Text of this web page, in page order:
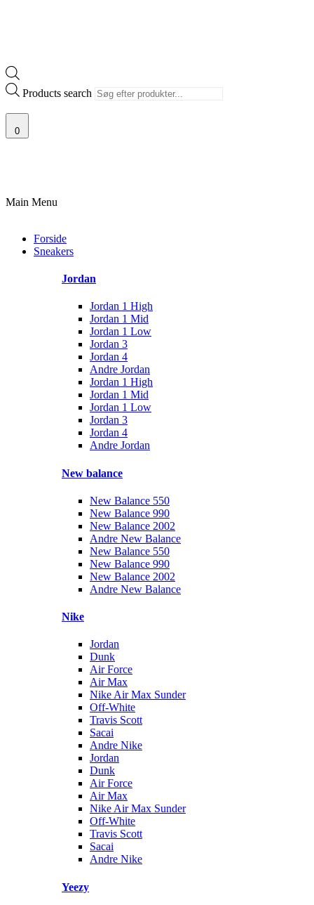
Products search
0
Main Menu
Forside
Sneakers
Jordan
Jordan 1 High
Jordan 1 Mid
Jordan 1 Low
Jordan 3
Jordan 4
Andre Jordan
Jordan 1 High
Jordan 1 Mid
Jordan 1 Low
Jordan 3
Jordan 4
Andre Jordan
New balance
New Balance 550
New Balance 990
New Balance 2002
Andre New Balance
New Balance 550
New Balance 990
New Balance 2002
Andre New Balance
Nike
Jordan
Dunk
Air Force
Air Max
Nike Air Max Sunder
Off-White
Travis Scott
Sacai
Andre Nike
Jordan
Dunk
Air Force
Air Max
Nike Air Max Sunder
Off-White
Travis Scott
Sacai
Andre Nike
Yeezy